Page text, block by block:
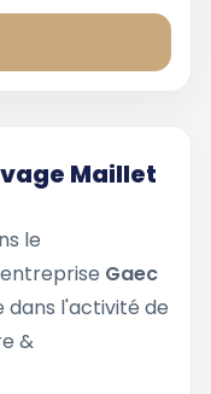
Maillet
le
Gaec
dans l'activité de
&